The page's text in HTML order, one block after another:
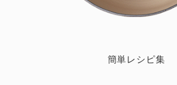
簡単レシピ集